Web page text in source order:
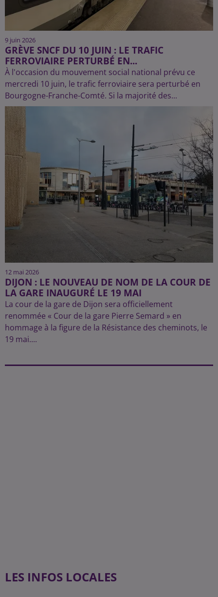
9 juin 2026
GRÈVE SNCF DU 10 JUIN : LE TRAFIC
FERROVIAIRE PERTURBÉ EN...
À l'occasion du mouvement social national prévu ce
mercredi 10 juin, le trafic ferroviaire sera perturbé en
Bourgogne-Franche-Comté. Si la majorité des...
12 mai 2026
DIJON : LE NOUVEAU DE NOM DE LA COUR DE
LA GARE INAUGURÉ LE 19 MAI
La cour de la gare de Dijon sera officiellement
renommée « Cour de la gare Pierre Semard » en
hommage à la figure de la Résistance des cheminots, le
19 mai....
LES INFOS LOCALES